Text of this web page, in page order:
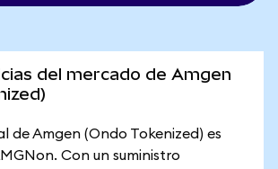
del mercado de Amgen
de Amgen (Ondo Tokenized) es
Con un suministro